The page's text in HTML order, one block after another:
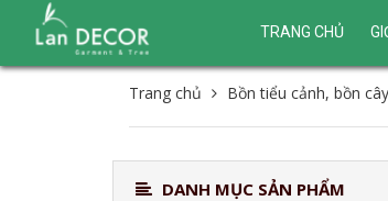
TRANG CHỦ
Trang chủ Bồn tiểu cảnh, bồn
DANH MỤC SẢN PHẨM